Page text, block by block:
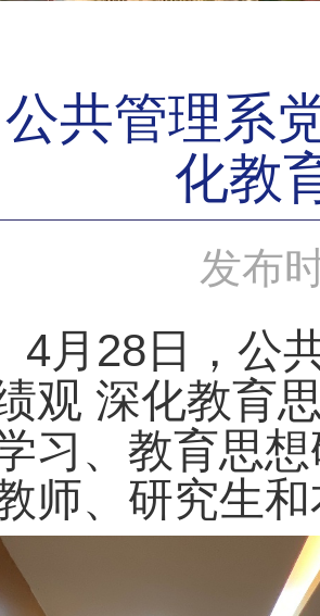
公共管理系
化教
发布
4月28日，公
观 深化教育
习、教育思
师、研究生